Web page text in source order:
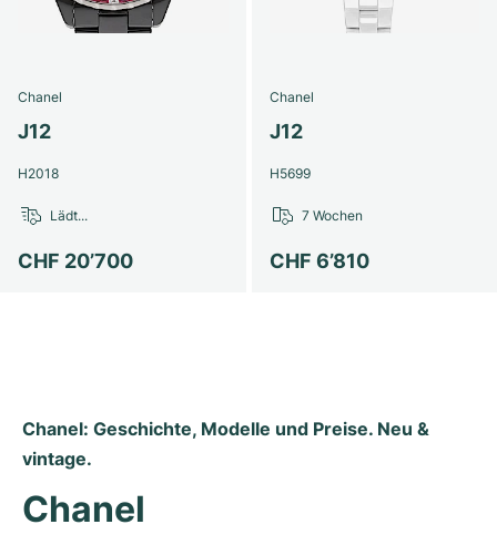
Damenuhren
Damenuhren
Chanel
J12
H2018
CHF 20’700
Lädt...
Chanel
J12
H5699
CHF 6’810
7 Wochen
Chanel: Geschichte, Modelle und Preise. Neu &
vintage.
Chanel